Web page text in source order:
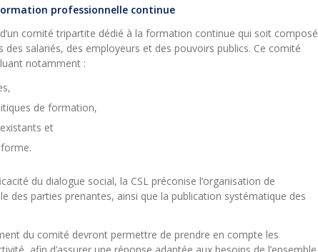
professionnelle continue
comité tripartite dédié à la formation continue qui soit composé
salariés, des employeurs et des pouvoirs publics. Ce comité
notamment :
de formation,
et
du dialogue social, la CSL préconise l’organisation de
des parties prenantes, ainsi que la publication systématique des
du comité devront permettre de prendre en compte les